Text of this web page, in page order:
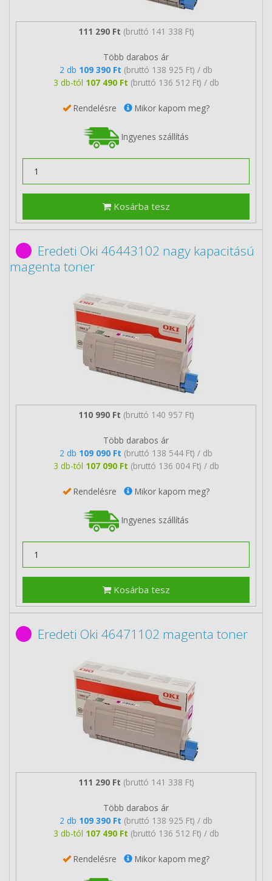
111 290 Ft (bruttó 141 338 Ft)
Több darabos ár
2 db 109 390 Ft (bruttó 138 925 Ft) / db
3 db-tól 107 490 Ft (bruttó 136 512 Ft) / db
Rendelésre Mikor kapom meg?
Ingyenes szállítás
Kosárba tesz
Eredeti Oki 46443102 nagy kapacitású
magenta toner
110 990 Ft (bruttó 140 957 Ft)
Több darabos ár
2 db 109 090 Ft (bruttó 138 544 Ft) / db
3 db-tól 107 090 Ft (bruttó 136 004 Ft) / db
Rendelésre Mikor kapom meg?
Ingyenes szállítás
Kosárba tesz
Eredeti Oki 46471102 magenta toner
111 290 Ft (bruttó 141 338 Ft)
Több darabos ár
2 db 109 390 Ft (bruttó 138 925 Ft) / db
3 db-tól 107 490 Ft (bruttó 136 512 Ft) / db
Rendelésre Mikor kapom meg?